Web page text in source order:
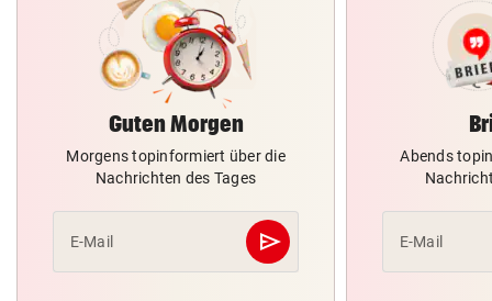
Guten Morgen
Morgens topinformiert über die
Nachrichten des Tages
E-Mail send
Abschicken
Abends
E-Mail